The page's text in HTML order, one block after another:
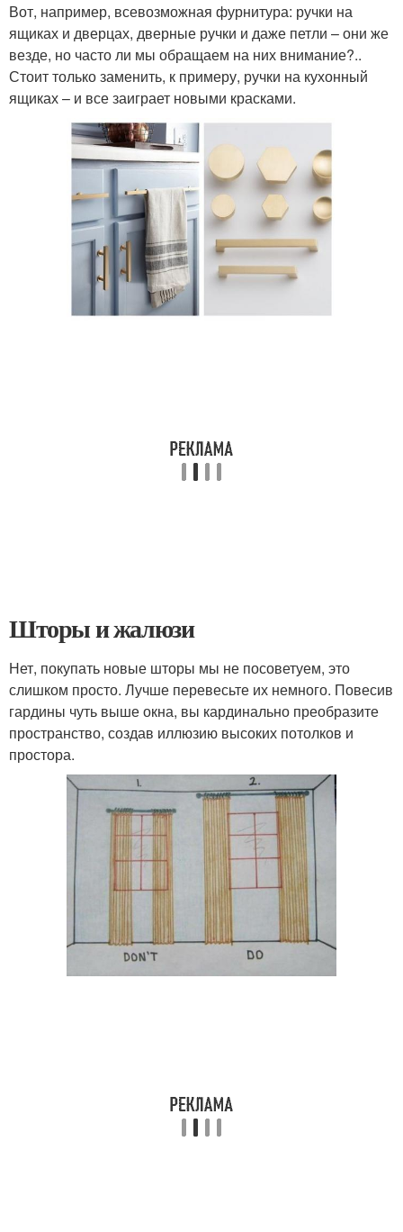
Вот, например, всевозможная фурнитура: ручки на
ящиках и дверцах, дверные ручки и даже петли – они же
везде, но часто ли мы обращаем на них внимание?..
Стоит только заменить, к примеру, ручки на кухонный
ящиках – и все заиграет новыми красками.
Шторы и жалюзи
Нет, покупать новые шторы мы не посоветуем, это
слишком просто. Лучше перевесьте их немного. Повесив
гардины чуть выше окна, вы кардинально преобразите
пространство, создав иллюзию высоких потолков и
простора.